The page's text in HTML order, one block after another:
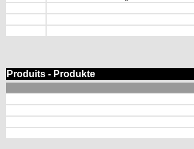
Produits - Produkte